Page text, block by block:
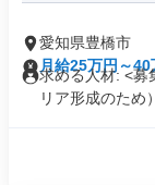
愛知県豊橋市
月給25万円～40
求める人材: <募
リア形成のため